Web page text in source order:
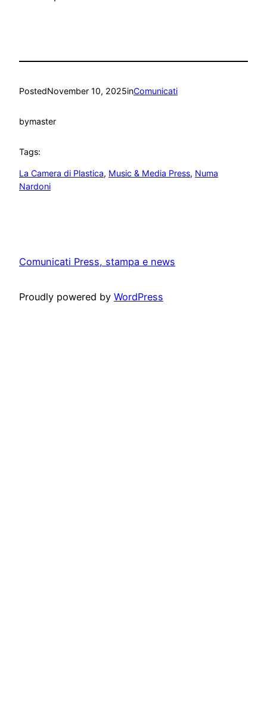
PostedNovember 10, 2025inComunicati
bymaster
Tags:
La Camera di Plastica, Music & Media Press, Numa
Nardoni
Comunicati Press, stampa e news
Proudly powered by WordPress